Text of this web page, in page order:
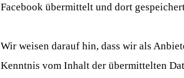
Facebook übermittelt und dort
Wir weisen darauf hin, dass wir als
Kenntnis vom Inhalt der übermittelten